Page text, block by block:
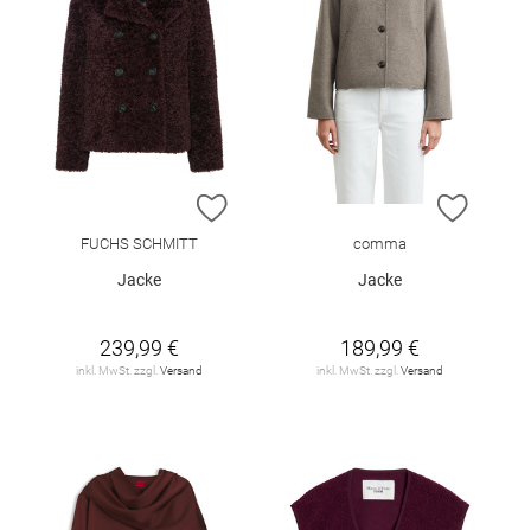
ZUR WUNSCHLISTE HINZUFÜGEN
FUCHS SCHMITT
Jacke
239,99 €
inkl. MwSt. zzgl. Versand
ZUR
comma
Jacke
189,99 €
inkl. MwSt. zzgl. Versand